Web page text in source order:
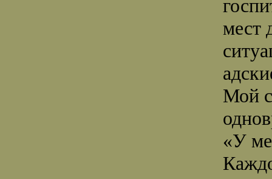
мест
Мой
«У